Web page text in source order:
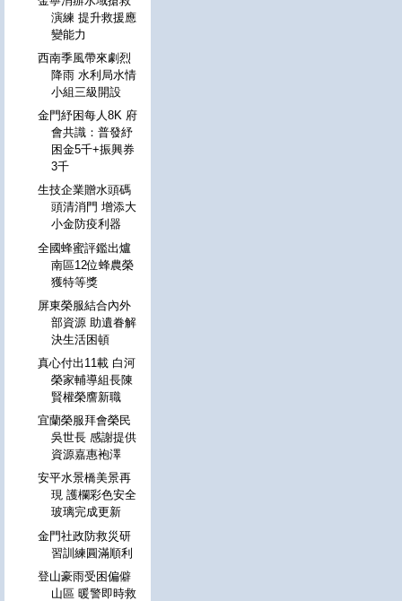
演練 提升救援應
變能力
西南季風帶來劇烈
降雨 水利局水情
小組三級開設
金門紓困每人8K 府
會共識：普發紓
困金5千+振興券
3千
生技企業贈水頭碼
頭清消門 增添大
小金防疫利器
全國蜂蜜評鑑出爐
南區12位蜂農榮
獲特等獎
屏東榮服結合內外
部資源 助遺眷解
決生活困頓
真心付出11載 白河
榮家輔導組長陳
賢權榮譍新職
宜蘭榮服拜會榮民
吳世長 感謝提供
資源嘉惠袍澤
安平水景橋美景再
現 護欄彩色安全
玻璃完成更新
金門社政防救災研
習訓練圓滿順利
登山豪雨受困偏僻
山區 暖警即時救